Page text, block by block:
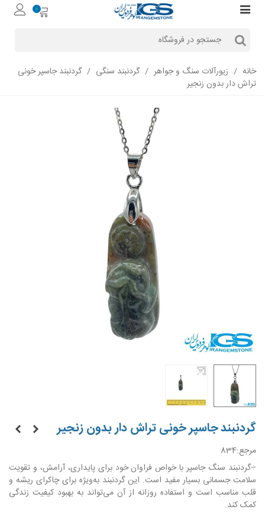
0
خانه / زیورآلات سنگ و جواهر / گردنبند سنگی / گردنبند جاسپر خونی
تراش دار بدون زنجیر
گردنبند جاسپر خونی تراش دار بدون زنجیر
مرجع:834
÷گردنبند سنگ جاسپر با خواص فراوان خود برای پایداری، آرامش، و تقویت
سلامت جسمانی بسیار مفید است. این گردنبند به‌ویژه برای چاکرای ریشه و
قلب مناسب است و استفاده روزانه از آن می‌تواند به بهبود کیفیت زندگی
کمک کند.